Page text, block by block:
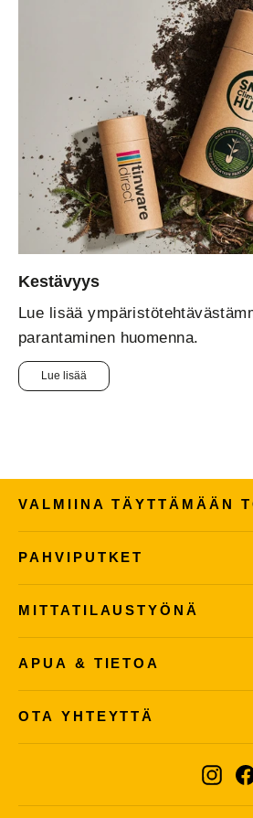
Kestävyys
Lue lisää
parantaminen huomenna.
Lue lisää
VALMIINA TÄYTTÄMÄÄN
PAHVIPUTKET
MITTATILAUSTYÖNÄ
APUA & TIETOA
OTA YHTEYTTÄ